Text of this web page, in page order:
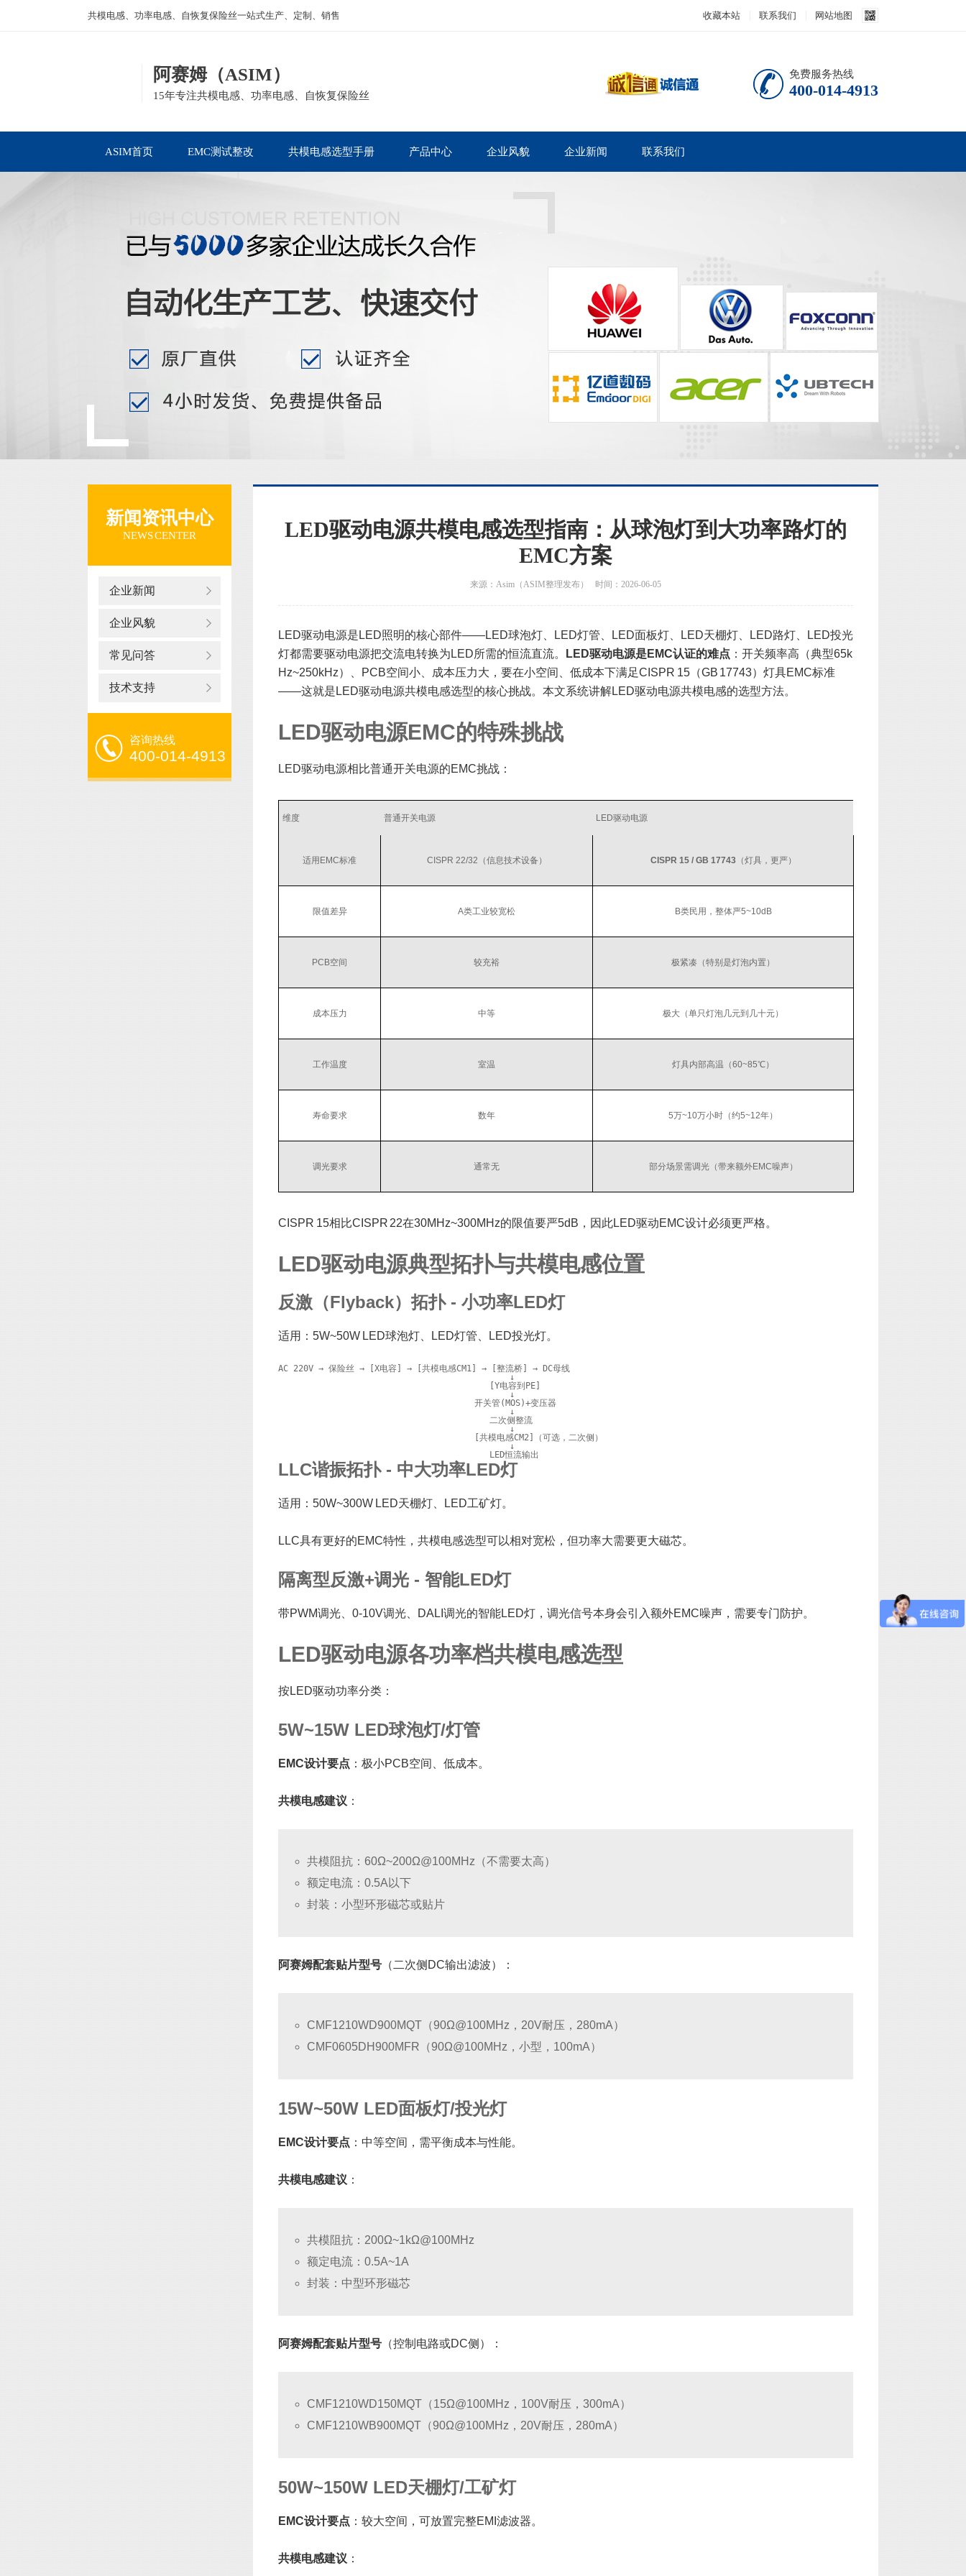
共模电感、功率电感、自恢复保险丝一站式生产、定制、销售 收藏本站 联系我们 网站地图
阿赛姆（ASIM）
15年专注共模电感、功率电感、自恢复保险丝
免费服务热线
400-014-4913
ASIM首页 EMC测试整改 共模电感选型手册 产品中心 企业风貌 企业新闻 联系我们
新闻资讯中心
NEWS CENTER
企业新闻
企业风貌
常见问答
技术支持
咨询热线
400-014-4913
LED驱动电源共模电感选型指南：从球泡灯到大功率路灯的
EMC方案
来源：Asim（ASIM整理发布） 时间：2026-06-05
LED驱动电源是LED照明的核心部件——LED球泡灯、LED灯管、LED面板灯、LED天棚灯、LED路灯、LED投光
灯都需要驱动电源把交流电转换为LED所需的恒流直流。
LED驱动电源是EMC认证的难点 ：开关频率高（典型65k
Hz~250kHz）、PCB空间小、成本压力大，要在小空间、低成本下满足CISPR 15（GB 17743）灯具EMC标准
——这就是LED驱动电源共模电感选型的核心挑战。本文系统讲解LED驱动电源共模电感的选型方法。
LED驱动电源EMC的特殊挑战
LED驱动电源相比普通开关电源的EMC挑战：
维度 普通开关电源 LED驱动电源
适用EMC标准 CISPR 22/32（信息技术设备） CISPR 15 / GB 17743（灯具，更严）
限值差异 A类工业较宽松 B类民用，整体严5~10dB
PCB空间 较充裕 极紧凑（特别是灯泡内置）
成本压力 中等 极大（单只灯泡几元到几十元）
工作温度 室温 灯具内部高温（60~85℃）
寿命要求 数年 5万~10万小时（约5~12年）
调光要求 通常无 部分场景需调光（带来额外EMC噪声）
CISPR 15相比CISPR 22在30MHz~300MHz的限值要严5dB，因此LED驱动EMC设计必须更严格。
LED驱动电源典型拓扑与共模电感位置
反激（Flyback）拓扑 - 小功率LED灯
适用：5W~50W LED球泡灯、LED灯管、LED投光灯。
AC 220V → 保险丝 → [X电容] → [共模电感CM1] → [整流桥] → DC母线
                                              ↓
                                          [Y电容到PE]
                                              ↓
                                       开关管(MOS)+变压器
                                              ↓
                                          二次侧整流
                                              ↓
                                       [共模电感CM2]（可选，二次侧）
                                              ↓
LLC谐振拓扑 - 中大功率LED灯
适用：50W~300W LED天棚灯、LED工矿灯。
LLC具有更好的EMC特性，共模电感选型可以相对宽松，但功率大需要更大磁芯。
隔离型反激+调光 - 智能LED灯
带PWM调光、0-10V调光、DALI调光的智能LED灯，调光信号本身会引入额外EMC噪声，需要专门防护。
LED驱动电源各功率档共模电感选型
按LED驱动功率分类：
5W~15W LED球泡灯/灯管
EMC设计要点 ：极小PCB空间、低成本。
共模电感建议 ：
共模阻抗：60Ω~200Ω@100MHz（不需要太高）
额定电流：0.5A以下
封装：小型环形磁芯或贴片
阿赛姆配套贴片型号 （二次侧DC输出滤波）：
CMF1210WD900MQT（90Ω@100MHz，20V耐压，280mA）
CMF0605DH900MFR（90Ω@100MHz，小型，100mA）
15W~50W LED面板灯/投光灯
EMC设计要点 ：中等空间，需平衡成本与性能。
共模电感建议 ：
共模阻抗：200Ω~1kΩ@100MHz
额定电流：0.5A~1A
封装：中型环形磁芯
阿赛姆配套贴片型号 （控制电路或DC侧）：
CMF1210WD150MQT（15Ω@100MHz，100V耐压，300mA）
CMF1210WB900MQT（90Ω@100MHz，20V耐压，280mA）
50W~150W LED天棚灯/工矿灯
EMC设计要点 ：较大空间，可放置完整EMI滤波器。
共模电感建议 ：